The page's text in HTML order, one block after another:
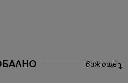
виж още